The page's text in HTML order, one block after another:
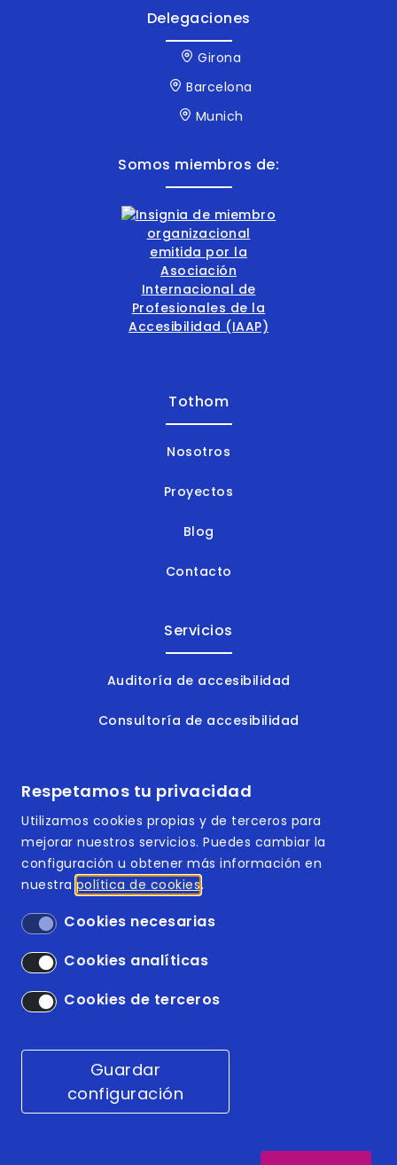
Respetamos tu privacidad
Utilizamos cookies propias y de terceros para
mejorar nuestros servicios. Puedes cambiar la
configuración u obtener más información en
nuestra política de cookies
Cookies necesarias
Cookies analíticas
Cookies de terceros
Guardar
configuración
Delegaciones
Girona
Barcelona
Munich
Somos miembros de:
Tothom
Nosotros
Proyectos
Blog
Contacto
Servicios
Auditoría de accesibilidad
Consultoría de accesibilidad
Documentos accesibles
Footer | Menú ISO 9001:2015
ISO 14001:2015
Accesibilidad
Condiciones generales
Política de cookies
. Todos los derechos